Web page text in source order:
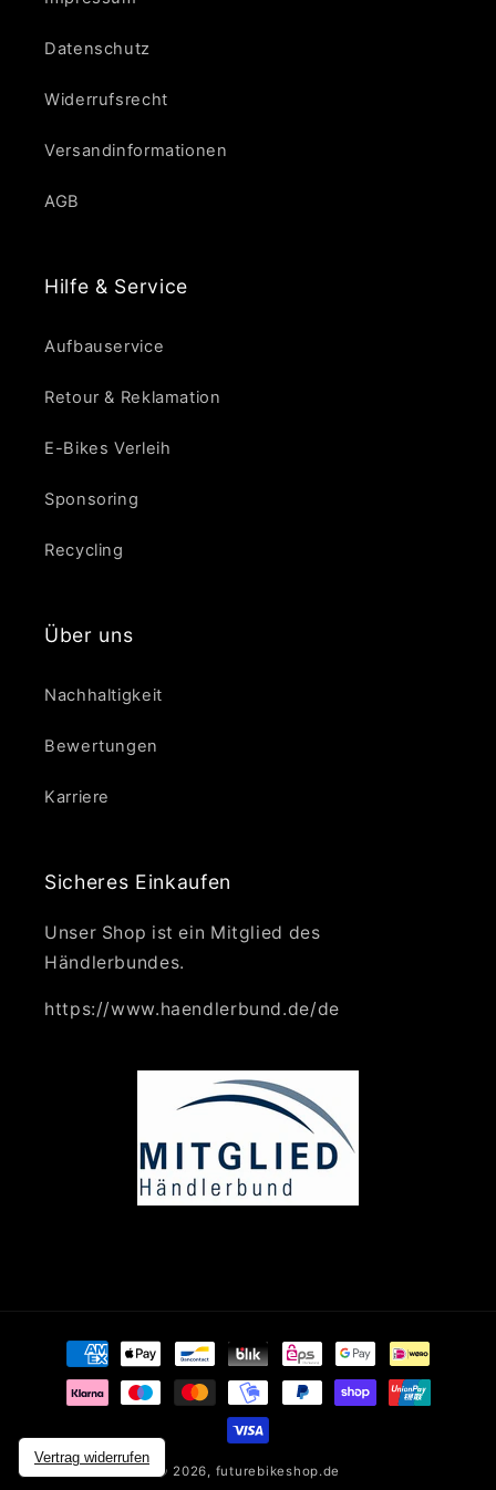
Datenschutz
Widerrufsrecht
Versandinformationen
AGB
Hilfe & Service
Aufbauservice
Retour & Reklamation
E-Bikes Verleih
Sponsoring
Recycling
Über uns
Nachhaltigkeit
Bewertungen
Karriere
Sicheres Einkaufen
Unser Shop ist ein Mitglied des
Händlerbundes.
https://www.haendlerbund.de/de
Zahlungsmethoden
© 2026, futurebikeshop.de
Vertrag widerrufen